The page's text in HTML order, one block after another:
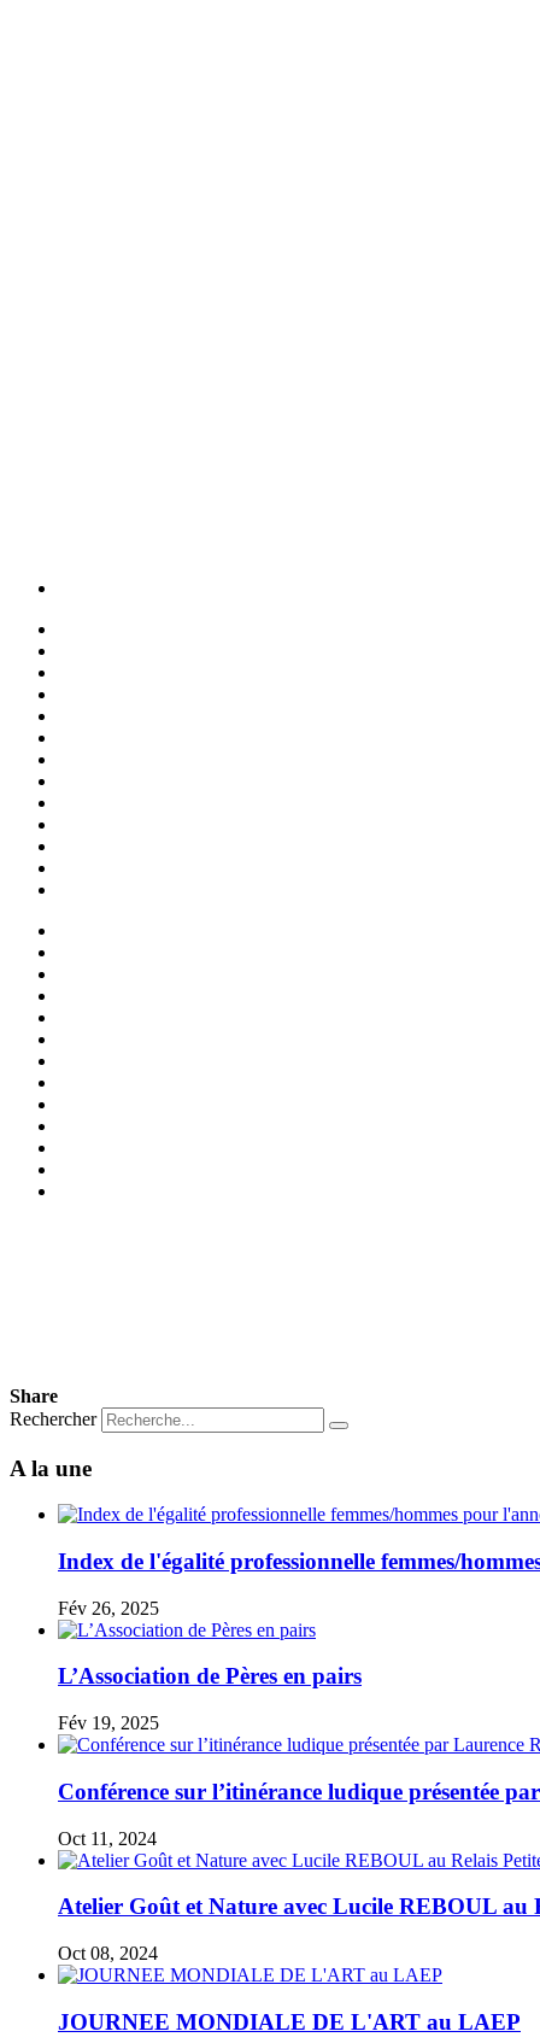
Share
Rechercher
A la une
Index de l'égalité professionnelle femmes/
Fév 26, 2025
L’Association de Pères en pairs
Fév 19, 2025
Conférence sur l’itinérance ludique présentée
Oct 11, 2024
Atelier Goût et Nature avec Lucile REBOUL au
Oct 08, 2024
JOURNEE MONDIALE DE L'ART au LAEP